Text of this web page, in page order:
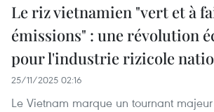
Le riz vietnamien "vert et à
émissions" : une révolution
pour l'industrie rizicole
25/11/2025 02:16
Le Vietnam marque un tournant